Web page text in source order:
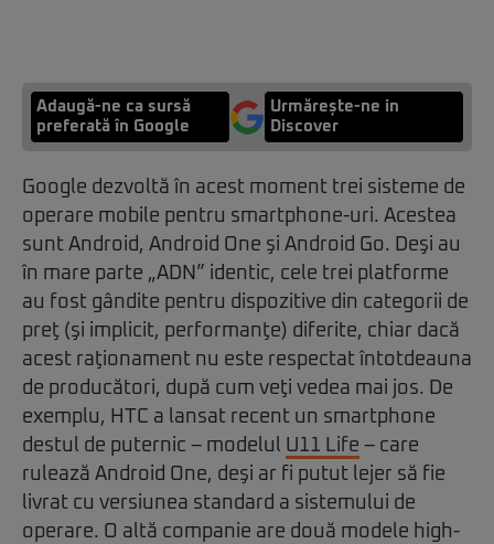
Adaugă-ne ca sursă
preferată în Google
Urmărește-ne in
Discover
Google dezvoltă în acest moment trei sisteme de
operare mobile pentru smartphone-uri. Acestea
sunt Android, Android One şi Android Go. Deşi au
în mare parte „ADN” identic, cele trei platforme
au fost gândite pentru dispozitive din categorii de
preţ (şi implicit, performanţe) diferite, chiar dacă
acest raţionament nu este respectat întotdeauna
de producători, după cum veţi vedea mai jos. De
exemplu, HTC a lansat recent un smartphone
destul de puternic – modelul U11 Life – care
rulează Android One, deşi ar fi putut lejer să fie
livrat cu versiunea standard a sistemului de
operare. O altă companie are două modele high-